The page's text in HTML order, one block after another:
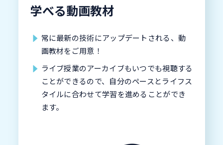
学べる動画教材
常に最新の技術にアップデートされる、動
画教材をご用意！
ライブ授業のアーカイブもいつでも視聴する
ことができるので、自分のペースとライフス
タイルに合わせて学習を進めることができ
ます。